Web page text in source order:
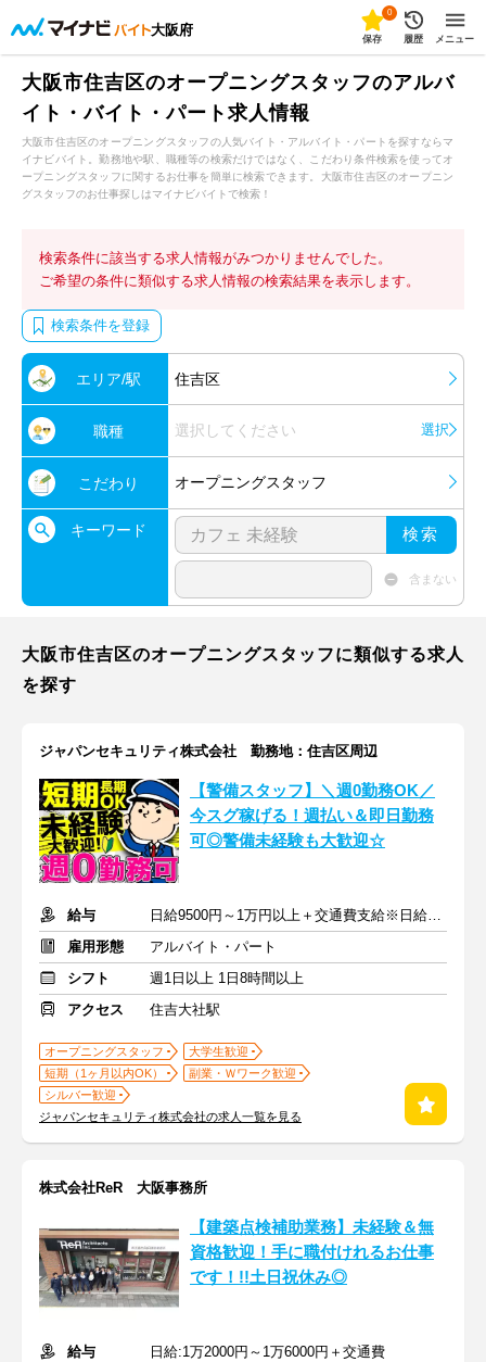
大阪府
0
保存 履歴 メニュー
大阪市住吉区のオープニングスタッフのアルバ
イト・バイト・パート求人情報
大阪市住吉区のオープニングスタッフの人気バイト・アルバイト・パートを探すならマ
イナビバイト。勤務地や駅、職種等の検索だけではなく、こだわり条件検索を使ってオ
ープニングスタッフに関するお仕事を簡単に検索できます。大阪市住吉区のオープニン
グスタッフのお仕事探しはマイナビバイトで検索！
検索条件に該当する求人情報がみつかりませんでした。
ご希望の条件に類似する求人情報の検索結果を表示します。
検索条件を登録
エリア/駅 住吉区
職種 選択してください 選択
こだわり オープニングスタッフ
キーワード 検索
含まない
大阪市住吉区のオープニングスタッフに類似する求人
を探す
ジャパンセキュリティ株式会社 勤務地：住吉区周辺
【警備スタッフ】＼週0勤務OK／
今スグ稼げる！週払い＆即日勤務
可◎警備未経験も大歓迎☆
給与
日給9500円～1万円以上＋交通費支給※日給全額保障あり
雇用形態
アルバイト・パート
シフト
週1日以上 1日8時間以上
アクセス
住吉大社駅
オープニングスタッフ
大学生歓迎
短期（1ヶ月以内OK）
副業・Ｗワーク歓迎
シルバー歓迎
ジャパンセキュリティ株式会社の求人一覧を見る
株式会社ReR 大阪事務所
【建築点検補助業務】未経験＆無
資格歓迎！手に職付けれるお仕事
です！!!土日祝休み◎
給与
日給:1万2000円～1万6000円＋交通費